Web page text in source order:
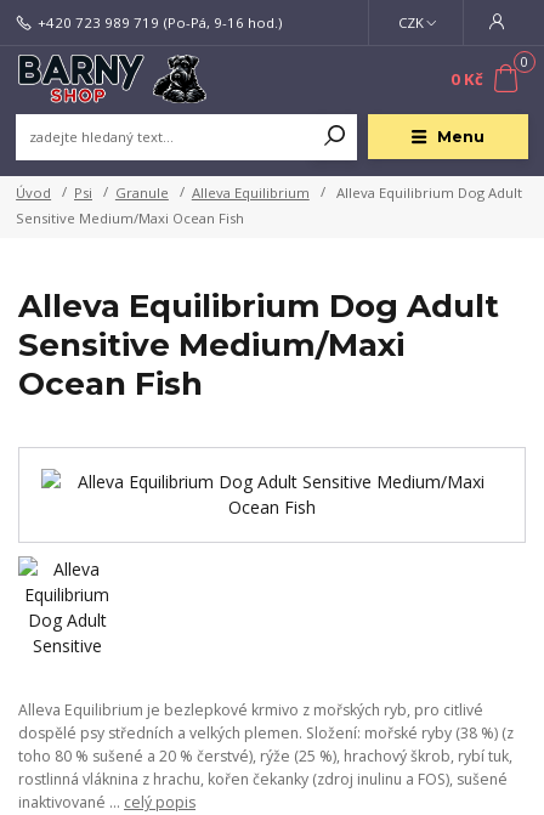
Menu
CZK
+420 723 989 719 (Po-Pá, 9-16 hod.)
0
0 Kč
Úvod Psi Granule Alleva Equilibrium
Alleva Equilibrium Dog Adult
Sensitive Medium/Maxi Ocean Fish
Alleva Equilibrium Dog Adult
Sensitive Medium/Maxi
Ocean Fish
Alleva Equilibrium je bezlepkové krmivo z mořských ryb, pro citlivé
dospělé psy středních a velkých plemen. Složení: mořské ryby (38 %) (z
toho 80 % sušené a 20 % čerstvé), rýže (25 %), hrachový škrob, rybí tuk,
rostlinná vláknina z hrachu, kořen čekanky (zdroj inulinu a FOS), sušené
inaktivované ... celý popis